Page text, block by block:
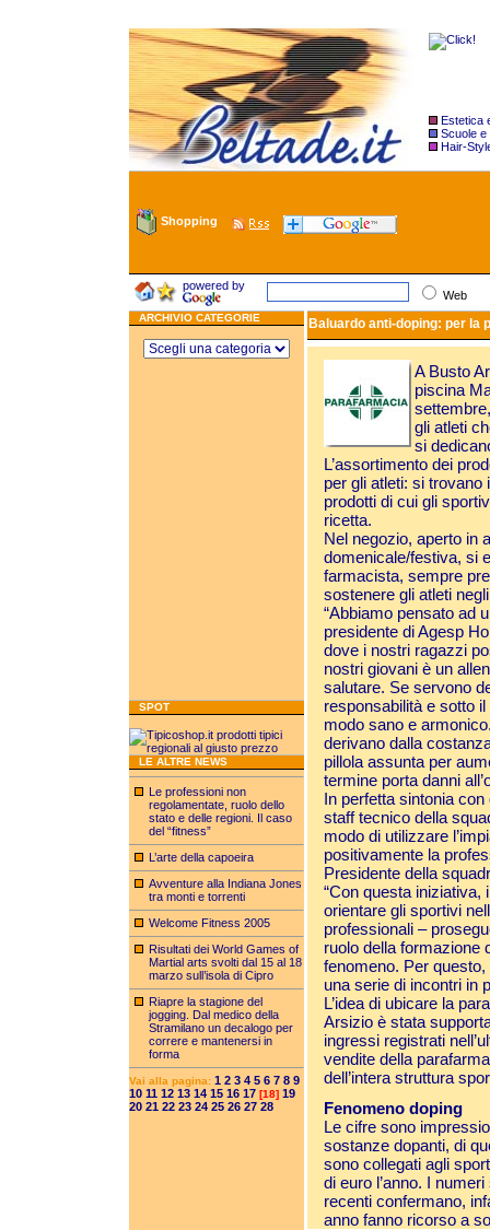
Estetica
Scuole e
Hair-
Shopping
powered by
Web
ARCHIVIO CATEGORIE
SPOT
LE ALTRE NEWS
Le professioni non
regolamentate, ruolo dello
stato e delle regioni. Il caso
del “fitness”
L’arte della capoeira
Avventure alla Indiana Jones
tra monti e torrenti
Welcome Fitness 2005
Risultati dei World Games of
Martial arts svolti dal 15 al 18
marzo sull’isola di Cipro
Riapre la stagione del
jogging. Dal medico della
Stramilano un decalogo per
correre e mantenersi in
forma
Vai alla pagina: 1 2 3 4 5 6 7 8 9
10 11 12 13 14 15 16 17 [18] 19
20 21 22 23 24 25 26 27 28
Baluardo anti-doping: per la
A Busto
piscina
gli atleti
si
L’assortimento dei
per gli atleti: si trovano
prodotti di cui gli
ricetta.
Nel negozio, aperto in
domenicale/festiva, si
farmacista, sempre
sostenere gli atleti
“Abbiamo pensato ad
presidente di Agesp
dove i nostri ragazzi
nostri giovani è un
salutare. Se servono
responsabilità e sotto
modo sano e
derivano dalla
pillola assunta per
termine porta danni
In perfetta sintonia
staff tecnico della
modo di utilizzare
positivamente la
Presidente della
“Con questa
orientare gli sportivi
professionali –
ruolo della formazione
fenomeno. Per
una serie di incontri in
L’idea di ubicare la
Arsizio è stata
ingressi registrati
vendite della
dell’intera struttura
Fenomeno doping
Le cifre sono
sostanze dopanti, di
sono collegati agli
di euro l’anno. I
recenti confermano,
anno fanno ricorso a